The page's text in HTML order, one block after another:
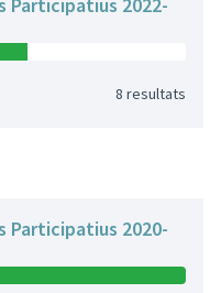
8 resultats
Participatius 2020-